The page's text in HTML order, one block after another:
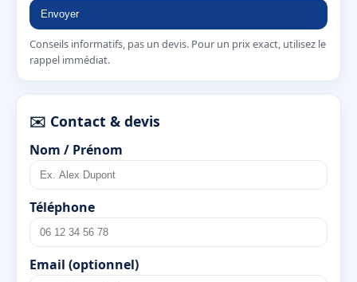
Envoyer
Conseils informatifs, pas un devis. Pour un prix exact, utilisez le
rappel immédiat.
✉️ Contact & devis
Nom / Prénom
Téléphone
Email (optionnel)